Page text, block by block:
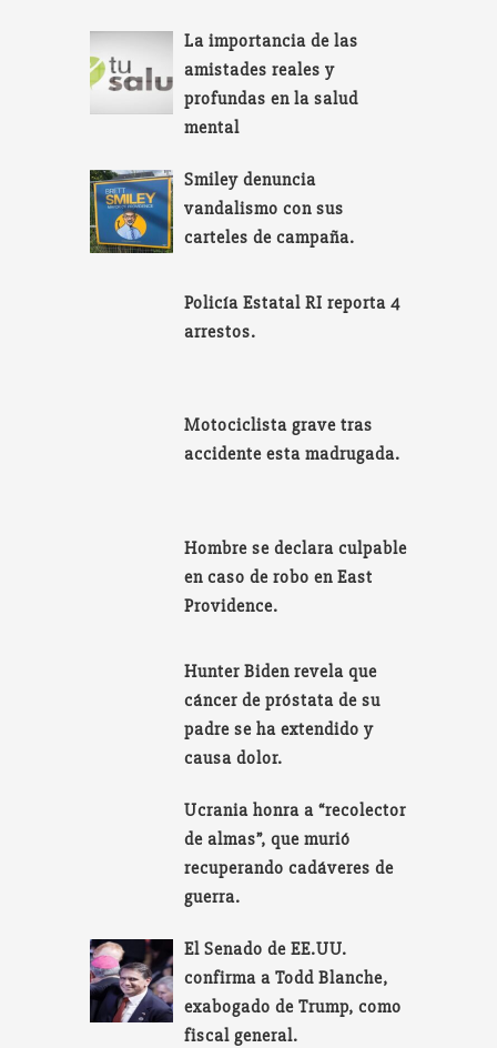
La importancia de las
amistades reales y
profundas en la salud
mental
Smiley denuncia
vandalismo con sus
carteles de campaña.
Policía Estatal RI reporta 4
arrestos.
Motociclista grave tras
accidente esta madrugada.
Hombre se declara culpable
en caso de robo en East
Providence.
Hunter Biden revela que
cáncer de próstata de su
padre se ha extendido y
causa dolor.
Ucrania honra a “recolector
de almas”, que murió
recuperando cadáveres de
guerra.
El Senado de EE.UU.
confirma a Todd Blanche,
exabogado de Trump, como
fiscal general.